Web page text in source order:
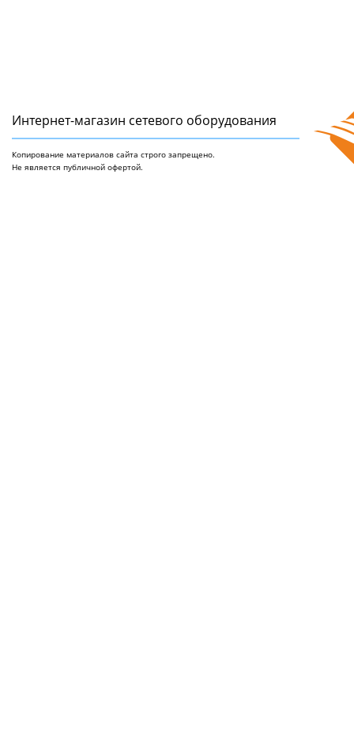
Интернет-магазин сетeвого оборудования
Копирование материалов сайта строго запрещено.
Не является публичной офертой.